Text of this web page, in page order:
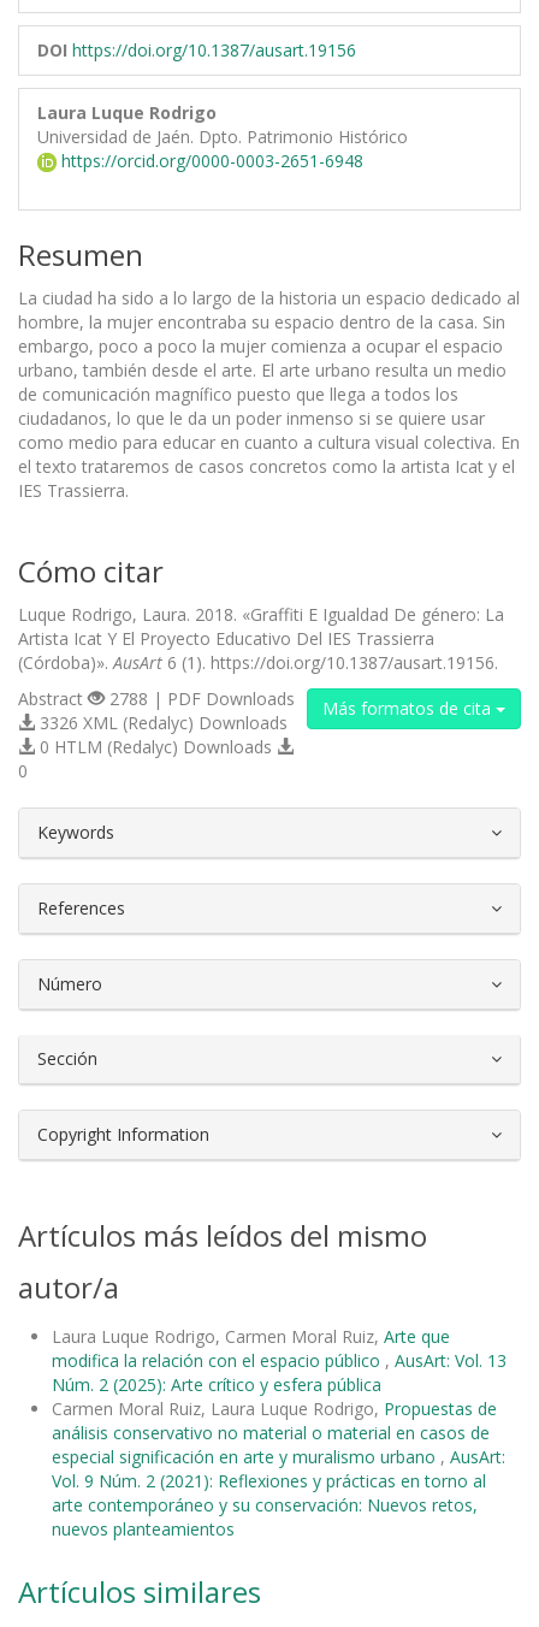
DOI https://doi.org/10.1387/ausart.19156
Laura Luque Rodrigo
Universidad de Jaén. Dpto. Patrimonio Histórico
https://orcid.org/0000-0003-2651-6948
Resumen
La ciudad ha sido a lo largo de la historia un espacio dedicado al
hombre, la mujer encontraba su espacio dentro de la casa. Sin
embargo, poco a poco la mujer comienza a ocupar el espacio
urbano, también desde el arte. El arte urbano resulta un medio
de comunicación magnífico puesto que llega a todos los
ciudadanos, lo que le da un poder inmenso si se quiere usar
como medio para educar en cuanto a cultura visual colectiva. En
el texto trataremos de casos concretos como la artista Icat y el
IES Trassierra.
Cómo citar
Luque Rodrigo, Laura. 2018. «Graffiti E Igualdad De género: La
Artista Icat Y El Proyecto Educativo Del IES Trassierra
(Córdoba)». AusArt 6 (1). https://doi.org/10.1387/ausart.19156.
Más formatos de cita
Abstract
2788 | PDF Downloads
3326 XML (Redalyc) Downloads
0 HTLM (Redalyc) Downloads
0
Keywords
References
Número
Sección
Copyright Information
Artículos más leídos del mismo
autor/a
Laura Luque Rodrigo, Carmen Moral Ruiz, Arte que
modifica la relación con el espacio público , AusArt: Vol. 13
Núm. 2 (2025): Arte crítico y esfera pública
Carmen Moral Ruiz, Laura Luque Rodrigo, Propuestas de
análisis conservativo no material o material en casos de
especial significación en arte y muralismo urbano , AusArt:
Vol. 9 Núm. 2 (2021): Reflexiones y prácticas en torno al
arte contemporáneo y su conservación: Nuevos retos,
nuevos planteamientos
Artículos similares